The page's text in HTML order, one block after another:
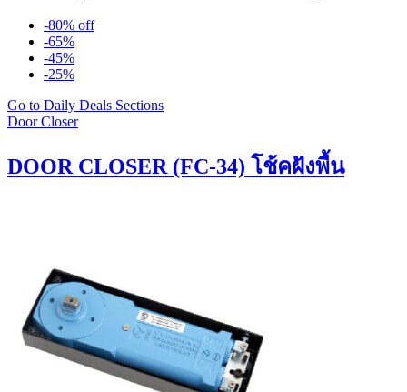
-80% off
-65%
-45%
-25%
Go to Daily Deals Sections
Door Closer
DOOR CLOSER (FC-34) โช้คฝังพื้น